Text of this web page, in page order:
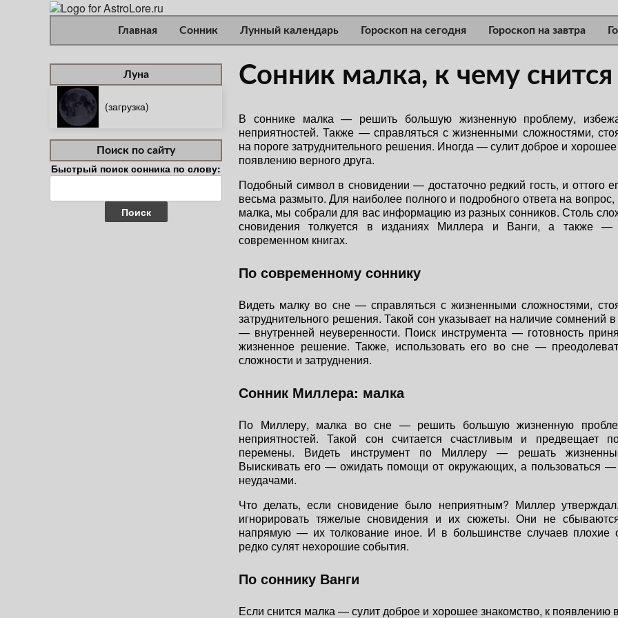
Главная Сонник Лунный календарь Гороскоп на сегодня Гороскоп на завтра
Луна
(загрузка)
Поиск по сайту
Быстрый поиск сонника по слову:
Найти:
Сонник малка, к чему снится
В соннике малка — решить большую жизненную проблему,
неприятностей. Также — справляться с жизненными сложностями,
на пороге затруднительного решения. Иногда — сулит доброе и хорошее
появлению верного друга.
Подобный символ в сновидении — достаточно редкий гость, и оттого
весьма размыто. Для наиболее полного и подробного ответа на вопрос,
малка, мы собрали для вас информацию из разных сонников. Столь
сновидения толкуется в изданиях Миллера и Ванги, а также
современном книгах.
По современному соннику
Видеть малку во сне — справляться с жизненными сложностями,
затруднительного решения. Такой сон указывает на наличие сомнений
— внутренней неуверенности. Поиск инструмента — готовность
жизненное решение. Также, использовать его во сне —
сложности и затруднения.
Сонник Миллера: малка
По Миллеру, малка во сне — решить большую жизненную
неприятностей. Такой сон считается счастливым и предвещает
перемены. Видеть инструмент по Миллеру — решать
Выискивать его — ожидать помощи от окружающих, а пользоваться —
неудачами.
Что делать, если сновидение было неприятным? Миллер
игнорировать тяжелые сновидения и их сюжеты. Они не
напрямую — их толкование иное. И в большинстве случаев плохие
редко сулят нехорошие события.
По соннику Ванги
Если снится малка — сулит доброе и хорошее знакомство, к появлению